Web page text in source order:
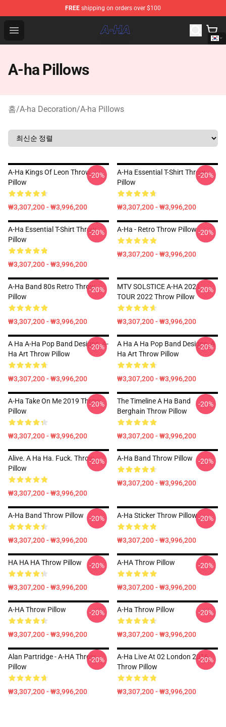
FREE shipping on orders over $100
Open menu
A-ha Store - Official A-ha Merchandise Shop
A-ha Pillows
홈/A-ha Decoration/A-ha Pillows
A-Ha Kings Of Leon Throw
Pillow
₩3,307,200 - ₩3,996,200
-20%
A-Ha Essential T-Shirt Throw
Pillow
₩3,307,200 - ₩3,996,200
-20%
A-Ha Essential T-Shirt Throw
Pillow
₩3,307,200 - ₩3,996,200
-20% A-Ha - Retro Throw Pillow
₩3,307,200 - ₩3,996,200
-20%
A-Ha Band 80s Retro Throw
Pillow
₩3,307,200 - ₩3,996,200
-20%
MTV SOLSTICE A-HA 2021
TOUR 2022 Throw Pillow
₩3,307,200 - ₩3,996,200
-20%
A Ha A-Ha Pop Band Designs ,A-
Ha Art Throw Pillow
₩3,307,200 - ₩3,996,200
-20%
A Ha A Ha Pop Band Designs ,a
Ha Art Throw Pillow
₩3,307,200 - ₩3,996,200
-20%
A-Ha Take On Me 2019 Throw
Pillow
₩3,307,200 - ₩3,996,200
-20%
The Timeline A Ha Band
Berghain Throw Pillow
₩3,307,200 - ₩3,996,200
-20%
Alive. A Ha Ha. Fuck. Throw
Pillow
₩3,307,200 - ₩3,996,200
-20% A-Ha Band Throw Pillow
₩3,307,200 - ₩3,996,200
-20%
A-Ha Band Throw Pillow
₩3,307,200 - ₩3,996,200
-20% A-Ha Sticker Throw Pillow
₩3,307,200 - ₩3,996,200
-20%
HA HA HA Throw Pillow
₩3,307,200 - ₩3,996,200
-20% A-HA Throw Pillow
₩3,307,200 - ₩3,996,200
-20%
A-HA Throw Pillow
₩3,307,200 - ₩3,996,200
-20% A-Ha Throw Pillow
₩3,307,200 - ₩3,996,200
-20%
Alan Partridge - A-HA Throw
Pillow
₩3,307,200 - ₩3,996,200
-20%
A-Ha Live At 02 London 2016
Throw Pillow
₩3,307,200 - ₩3,996,200
-20%